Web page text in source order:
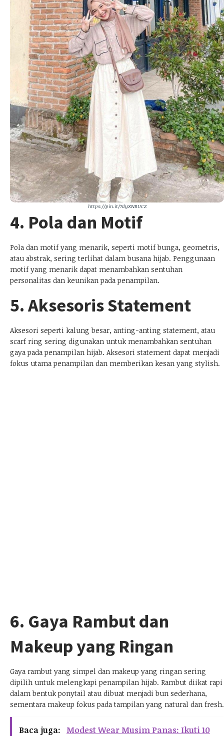
https://pin.it/7dyXNRUCZ
4. Pola dan Motif
Pola dan motif yang menarik, seperti motif bunga, geometris,
atau abstrak, sering terlihat dalam busana hijab. Penggunaan
motif yang menarik dapat menambahkan sentuhan
personalitas dan keunikan pada penampilan.
5. Aksesoris Statement
Aksesori seperti kalung besar, anting-anting statement, atau
scarf ring sering digunakan untuk menambahkan sentuhan
gaya pada penampilan hijab. Aksesori statement dapat menjadi
fokus utama penampilan dan memberikan kesan yang stylish.
6. Gaya Rambut dan
Makeup yang Ringan
Gaya rambut yang simpel dan makeup yang ringan sering
dipilih untuk melengkapi penampilan hijab. Rambut diikat rapi
dalam bentuk ponytail atau dibuat menjadi bun sederhana,
sementara makeup fokus pada tampilan yang natural dan fresh.
Baca juga:
Modest Wear Musim Panas: Ikuti 10